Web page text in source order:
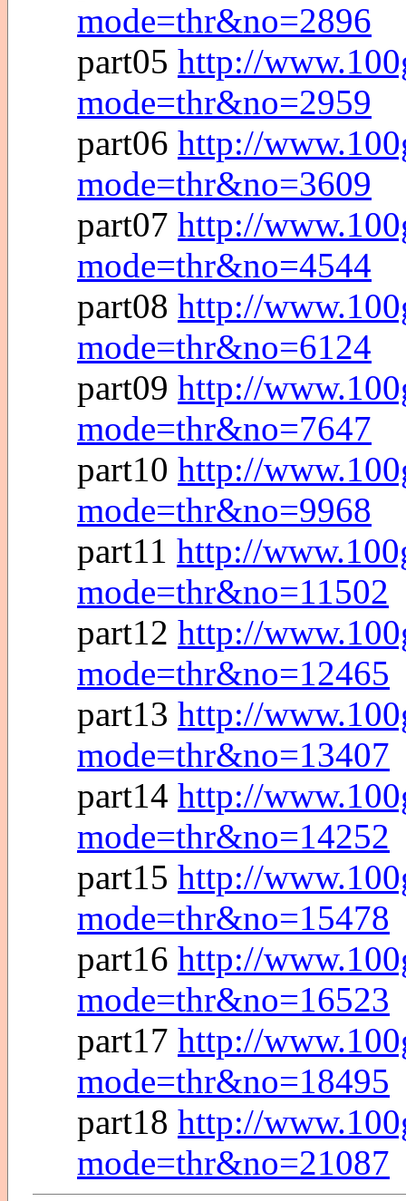
mode=thr&no=2896
part05 http://
mode=thr&no=2959
part06 http://
mode=thr&no=3609
part07 http://
mode=thr&no=4544
part08 http://
mode=thr&no=6124
part09 http://
mode=thr&no=7647
part10 http://
mode=thr&no=9968
part11 http://
mode=thr&no=11502
part12 http://
mode=thr&no=12465
part13 http://
mode=thr&no=13407
part14 http://
mode=thr&no=14252
part15 http://
mode=thr&no=15478
part16 http://
mode=thr&no=16523
part17 http://
mode=thr&no=18495
part18 http://
mode=thr&no=21087